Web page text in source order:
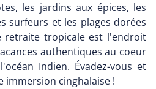
les jardins aux épices, les
surfeurs et les plages dorées
retraite tropicale est l'endroit
authentiques au coeur
Indien. Évadez-vous et
immersion cinghalaise !